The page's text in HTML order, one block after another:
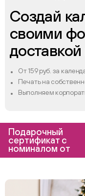
Создай
своими
От 159 руб. за
Печать на
Выполняем
Подарочный
сертификат с
номиналом от